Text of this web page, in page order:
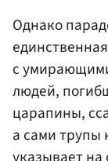
Однако
с
людей,
царапины,
а сами трупы